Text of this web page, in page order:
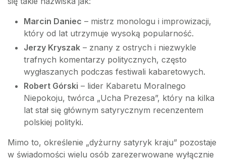
Marcin Daniec – mistrz monologu i improwizacji,
który od lat utrzymuje wysoką popularność.
Jerzy Kryszak – znany z ostrych i niezwykle
trafnych komentarzy politycznych, często
wygłaszanych podczas festiwali kabaretowych.
Robert Górski – lider Kabaretu Moralnego
Niepokoju, twórca „Ucha Prezesa”, który na kilka
lat stał się głównym satyrycznym recenzentem
polskiej polityki.
Mimo to, określenie „dyżurny satyryk kraju” pozostaje
w świadomości wielu osób zarezerwowane wyłącznie